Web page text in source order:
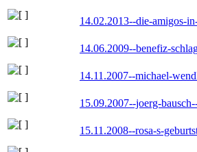
14.02.2013--die-amigos-
14.06.2009--benefiz-
14.11.2007--michael-
15.09.2007--joerg-
15.11.2008--rosa-s-